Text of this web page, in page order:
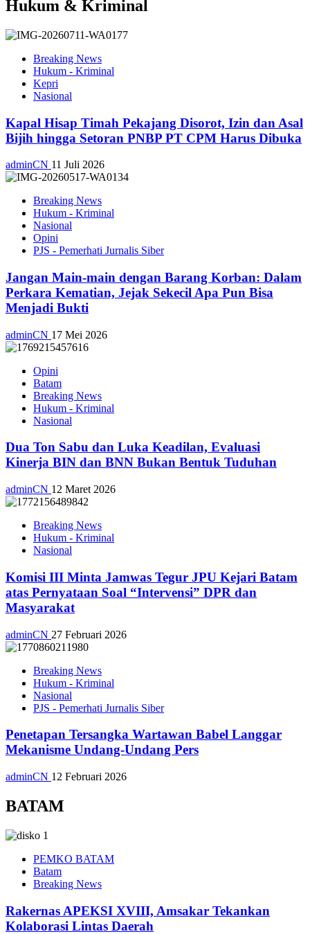
Hukum & Kriminal
Breaking News
Hukum - Kriminal
Kepri
Nasional
Kapal Hisap Timah Pekajang Disorot, Izin dan Asal
Bijih hingga Setoran PNBP PT CPM Harus Dibuka
adminCN 11 Juli 2026
Breaking News
Hukum - Kriminal
Nasional
Opini
PJS - Pemerhati Jurnalis Siber
Jangan Main-main dengan Barang Korban: Dalam
Perkara Kematian, Jejak Sekecil Apa Pun Bisa
Menjadi Bukti
adminCN 17 Mei 2026
Opini
Batam
Breaking News
Hukum - Kriminal
Nasional
Dua Ton Sabu dan Luka Keadilan, Evaluasi
Kinerja BIN dan BNN Bukan Bentuk Tuduhan
adminCN 12 Maret 2026
Breaking News
Hukum - Kriminal
Nasional
Komisi III Minta Jamwas Tegur JPU Kejari Batam
atas Pernyataan Soal “Intervensi” DPR dan
Masyarakat
adminCN 27 Februari 2026
Breaking News
Hukum - Kriminal
Nasional
PJS - Pemerhati Jurnalis Siber
Penetapan Tersangka Wartawan Babel Langgar
Mekanisme Undang-Undang Pers
adminCN 12 Februari 2026
BATAM
PEMKO BATAM
Batam
Breaking News
Rakernas APEKSI XVIII, Amsakar Tekankan
Kolaborasi Lintas Daerah